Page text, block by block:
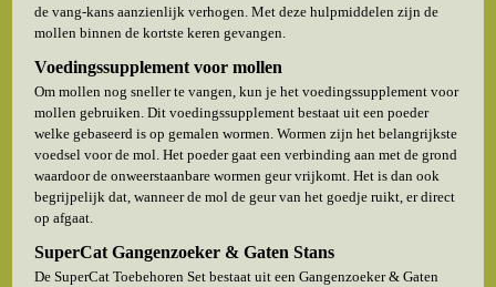
de vang-kans aanzienlijk verhogen. Met deze hulpmiddelen zijn de
mollen binnen de kortste keren gevangen.
Voedingssupplement voor mollen
Om mollen nog sneller te vangen, kun je het voedingssupplement voor
mollen gebruiken. Dit voedingssupplement bestaat uit een poeder
welke gebaseerd is op gemalen wormen. Wormen zijn het belangrijkste
voedsel voor de mol. Het poeder gaat een verbinding aan met de grond
waardoor de onweerstaanbare wormen geur vrijkomt. Het is dan ook
begrijpelijk dat, wanneer de mol de geur van het goedje ruikt, er direct
op afgaat.
SuperCat Gangenzoeker & Gaten Stans
De SuperCat Toebehoren Set bestaat uit een Gangenzoeker & Gaten